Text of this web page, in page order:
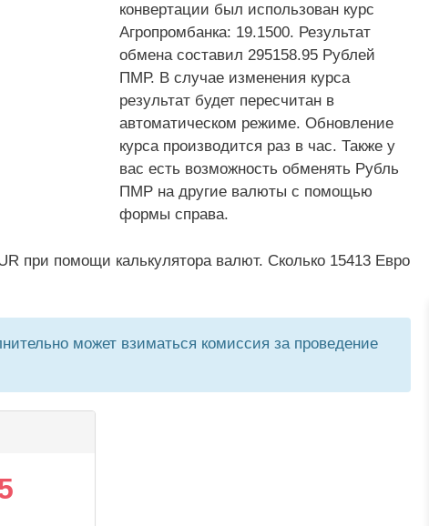
конвертации был использован курс
Агропромбанка: 19.1500. Результат
обмена составил 295158.95 Рублей
ПМР. В случае изменения курса
результат будет пересчитан в
автоматическом режиме. Обновление
курса производится раз в час. Также у
вас есть возможность обменять Рубль
ПМР на другие валюты с помощью
формы справа.
при помощи калькулятора валют. Сколько 15413 Евро
может взиматься комиссия за проведение